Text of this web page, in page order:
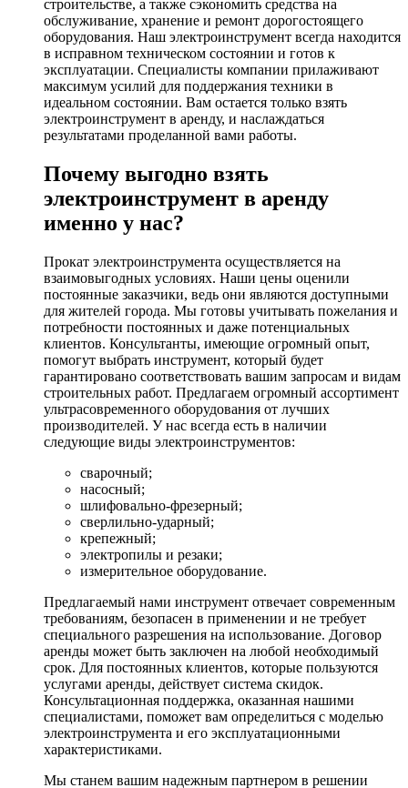
строительстве, а также сэкономить средства на
обслуживание, хранение и ремонт дорогостоящего
оборудования. Наш электроинструмент всегда находится
в исправном техническом состоянии и готов к
эксплуатации. Специалисты компании прилаживают
максимум усилий для поддержания техники в
идеальном состоянии. Вам остается только взять
электроинструмент в аренду, и наслаждаться
результатами проделанной вами работы.
Почему выгодно взять
электроинструмент в аренду
именно у нас?
Прокат электроинструмента осуществляется на
взаимовыгодных условиях. Наши цены оценили
постоянные заказчики, ведь они являются доступными
для жителей города. Мы готовы учитывать пожелания и
потребности постоянных и даже потенциальных
клиентов. Консультанты, имеющие огромный опыт,
помогут выбрать инструмент, который будет
гарантировано соответствовать вашим запросам и видам
строительных работ. Предлагаем огромный ассортимент
ультрасовременного оборудования от лучших
производителей. У нас всегда есть в наличии
следующие виды электроинструментов:
сварочный;
насосный;
шлифовально-фрезерный;
сверлильно-ударный;
крепежный;
электропилы и резаки;
измерительное оборудование.
Предлагаемый нами инструмент отвечает современным
требованиям, безопасен в применении и не требует
специального разрешения на использование. Договор
аренды может быть заключен на любой необходимый
срок. Для постоянных клиентов, которые пользуются
услугами аренды, действует система скидок.
Консультационная поддержка, оказанная нашими
специалистами, поможет вам определиться с моделью
электроинструмента и его эксплуатационными
характеристиками.
Мы станем вашим надежным партнером в решении